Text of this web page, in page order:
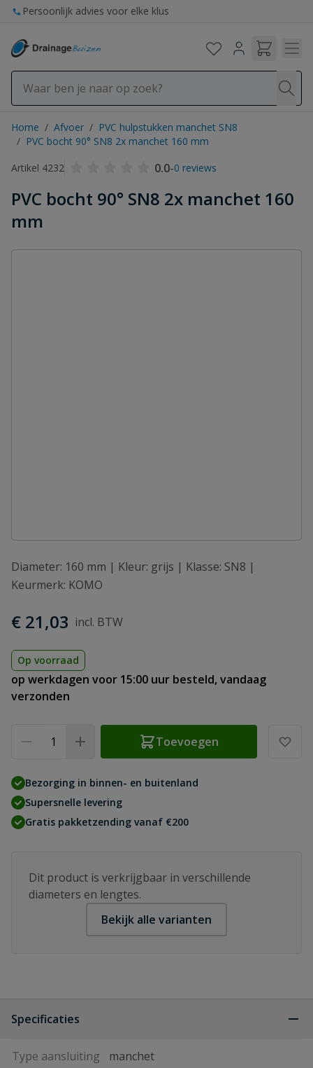
Ga naar de inhoud
Persoonlijk advies voor elke klus
Home / Afvoer / PVC hulpstukken manchet SN8
/ PVC bocht 90° SN8 2x manchet 160 mm
Artikel 4232
0.0-0 reviews
PVC bocht 90° SN8 2x manchet 160
mm
Diameter: 160 mm | Kleur: grijs | Klasse: SN8 |
Keurmerk: KOMO
€ 21,03
Op voorraad
op werkdagen voor 15:00 uur besteld, vandaag
verzonden
Toevoegen
Bezorging in binnen- en buitenland
Supersnelle levering
Gratis pakketzending vanaf €200
Dit product is verkrijgbaar in verschillende
diameters en lengtes.
Bekijk alle varianten
Specificaties
Type aansluiting manchet